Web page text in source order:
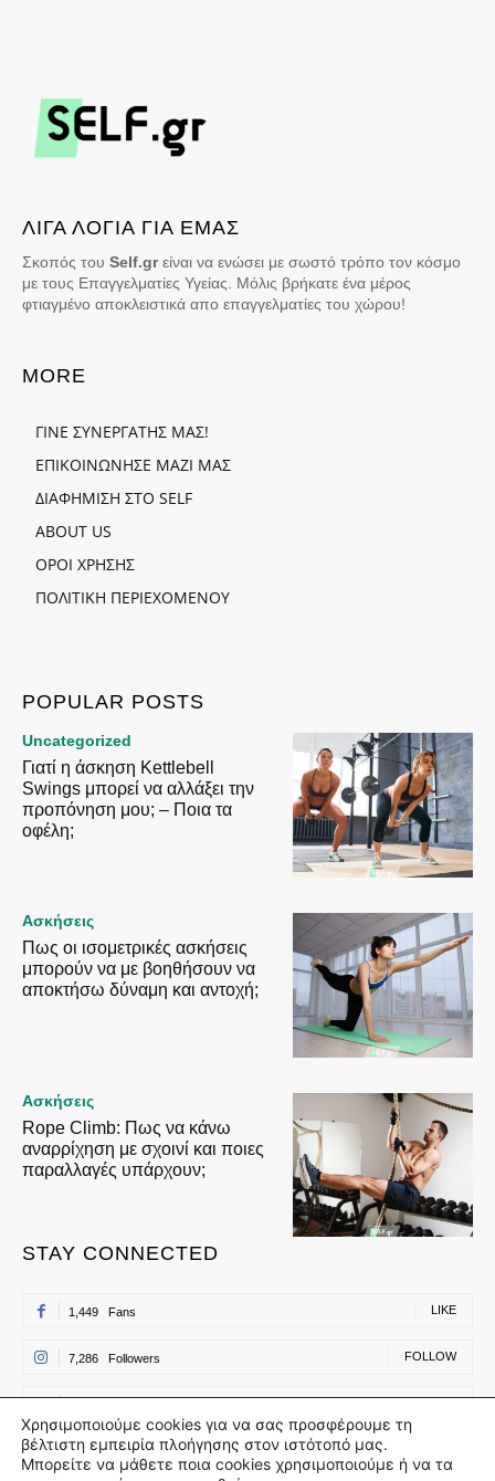
ΛΙΓΑ ΛΟΓΙΑ ΓΙΑ ΕΜΑΣ
Σκοπός του Self.grείναι να ενώσει με σωστό τρόπο τον κόσμο
με τους Επαγγελματίες Υγείας. Μόλις βρήκατε ένα μέρος
φτιαγμένο αποκλειστικά απο επαγγελματίες του χώρου!
MORE
ΓΙΝΕ ΣΥΝΕΡΓΑΤΗΣ ΜΑΣ!
ΕΠΙΚΟΙΝΩΝΗΣΕ ΜΑΖΙ ΜΑΣ
ΔΙΑΦΗΜΙΣΗ ΣΤΟ SELF
ABOUT US
ΟΡΟΙ ΧΡΗΣΗΣ
ΠΟΛΙΤΙΚΗ ΠΕΡΙΕΧΟΜΕΝΟΥ
POPULAR POSTS
Uncategorized
Γιατί η άσκηση Kettlebell
Swings μπορεί να αλλάξει την
προπόνηση μου; – Ποια τα
οφέλη;
Ασκήσεις
Πως οι ισομετρικές ασκήσεις
μπορούν να με βοηθήσουν να
αποκτήσω δύναμη και αντοχή;
Ασκήσεις
Rope Climb: Πως να κάνω
αναρρίχηση με σχοινί και ποιες
παραλλαγές υπάρχουν;
STAY CONNECTED
1,449 Fans LIKE
7,286 Followers FOLLOW
FOLLOW
500 Followers
Χρησιμοποιούμε cookies για να σας προσφέρουμε τη
βέλτιστη εμπειρία πλοήγησης στον ιστότοπό μας.
Μπορείτε να μάθετε ποια cookies χρησιμοποιούμε ή να τα